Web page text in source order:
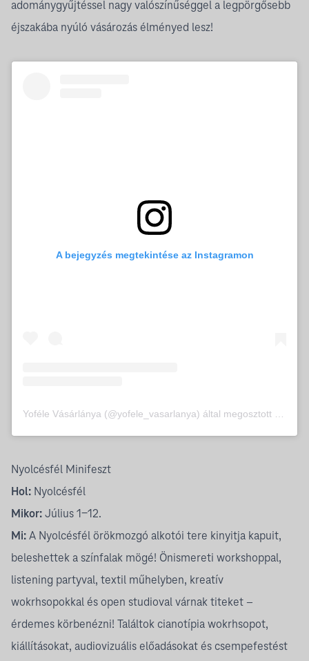
adománygyűjtéssel nagy valószínűséggel a legpörgősebb
éjszakába nyúló vásározás élményed lesz!
A bejegyzés megtekintése az Instagramon
Nyolcésfél Minifeszt
Hol: Nyolcésfél
Mikor: Július 1-12.
Mi: A Nyolcésfél örökmozgó alkotói tere kinyitja kapuit,
beleshettek a színfalak mögé! Önismereti workshoppal,
listening partyval, textil műhelyben, kreatív
wokrhsopokkal és open studioval várnak titeket –
érdemes körbenézni! Találtok cianotípia wokrhsopot,
kiállításokat, audiovizuális előadásokat és csempefestést